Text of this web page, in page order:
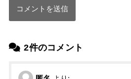
2件のコメント